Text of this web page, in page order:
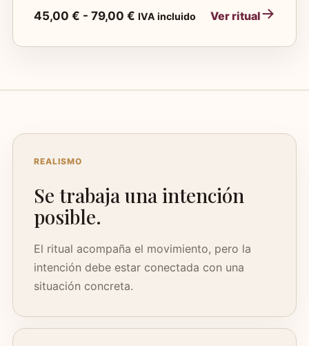
45,00 € - 79,00 € Rango
45,00 €
79,00 €
IVA incluido Ver ritual
REALISMO
Se trabaja una intención
posible.
El ritual acompaña el movimiento, pero la
intención debe estar conectada con una
situación concreta.